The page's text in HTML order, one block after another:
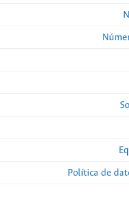
Política de